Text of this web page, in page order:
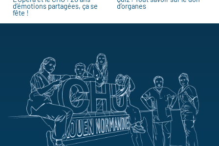
d’émotions partagées, ça se
fête !
d’organes